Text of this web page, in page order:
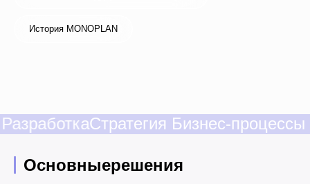
История MONOPLAN
СтратегияБизнес-процессы
Основныерешения